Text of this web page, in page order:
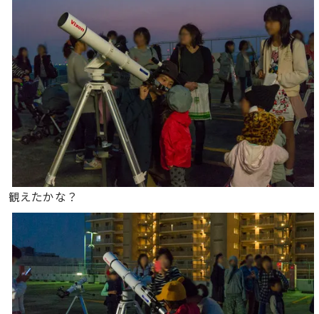
観えたかな？